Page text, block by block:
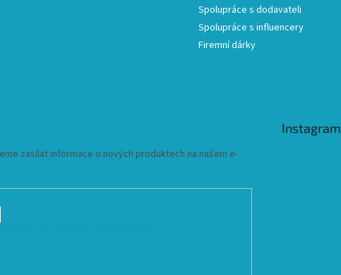
Spolupráce s dodavateli
Spolupráce s influencery
Firemní dárky
zasílat informace o nových produktech na našem e-
Instagram